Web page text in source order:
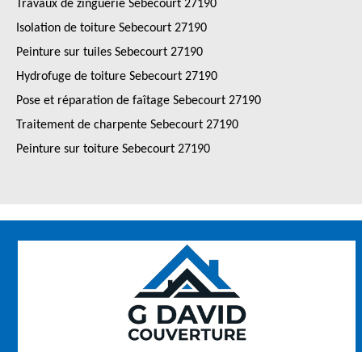
Travaux de zinguerie Sebecourt 27190
Isolation de toiture Sebecourt 27190
Peinture sur tuiles Sebecourt 27190
Hydrofuge de toiture Sebecourt 27190
Pose et réparation de faîtage Sebecourt 27190
Traitement de charpente Sebecourt 27190
Peinture sur toiture Sebecourt 27190